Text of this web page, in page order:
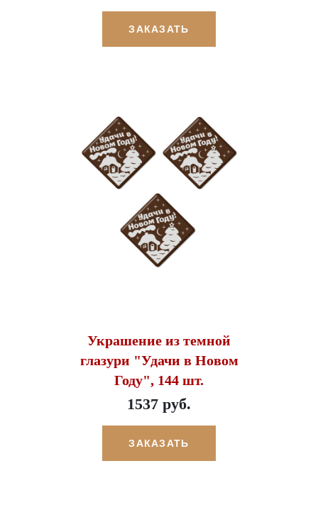
ЗАКАЗАТЬ
Украшение из темной
глазури "Удачи в Новом
Году", 144 шт.
1537 руб.
ЗАКАЗАТЬ